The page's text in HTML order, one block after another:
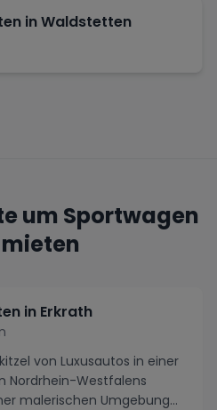
inWaldstetten
um Sportwagen
in Erkrath
von Luxusautos in einer
Nordrhein-Westfalens
malerischen Umgebung